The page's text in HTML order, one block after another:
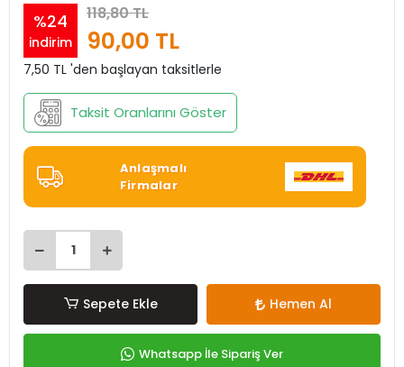
%24
indirim
118,80 TL
90,00 TL
7,50 TL 'den başlayan taksitlerle
Taksit Oranlarını Göster
Anlaşmalı
Firmalar
Sepete Ekle Hemen Al
Whatsapp İle Sipariş Ver